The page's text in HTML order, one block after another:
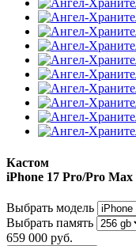
Кастом
iPhone 17 Pro/Pro Max
Выбрать модель
Выбрать память
659 000 руб.